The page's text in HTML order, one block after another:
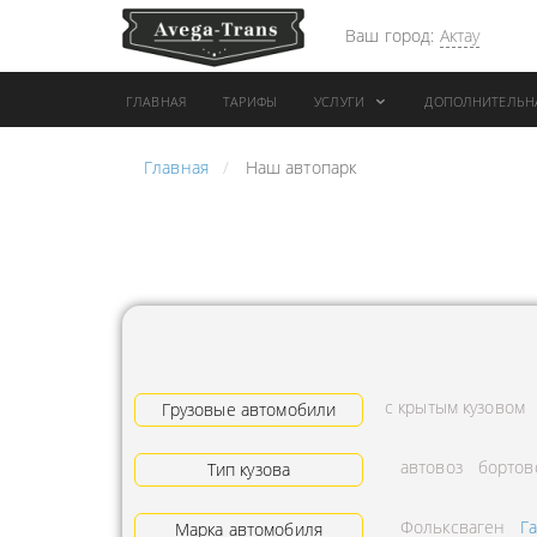
Ваш город: Актау
ГЛАВНАЯ ТАРИФЫ УСЛУГИ
АРЕНДА АВТОБУСА
ГРУЗОВАЯ ТЕХНИКА
ПЕРЕВОЗКА ТРУБ
АРЕНДА БУЛЬДОЗЕРА
Главная Наш автопарк
Грузовые автомобили с крытым кузовом
Тип кузова автовоз
Марка автомобиля Фольксваген